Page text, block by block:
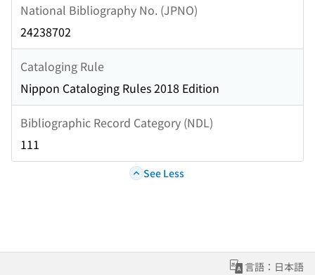
National Bibliography No. (JPNO)
24238702
Cataloging Rule
Nippon Cataloging Rules 2018 Edition
Bibliographic Record Category (NDL)
111
See Less
言語：日本語